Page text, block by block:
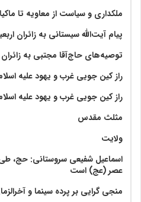
ملکداری و سیاست از معاویه تا
پیام آیت‌الله سیستانی به زائران
توصیه‌های حاج‌آقا مجتبی به
راز کین جویی غرب و یهود علیه
راز کین جویی غرب و یهود علیه
مثلث مقدس
ولايت‏
اسماعیل شفیعی سروستانی: حج،
عصر (عج) است
منجی گرایی بر پرده سینما و